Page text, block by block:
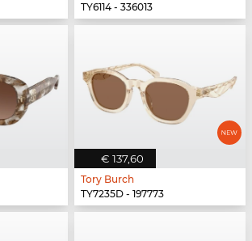
TY6114 - 336013
€ 137,60
Tory Burch
TY7235D - 197773